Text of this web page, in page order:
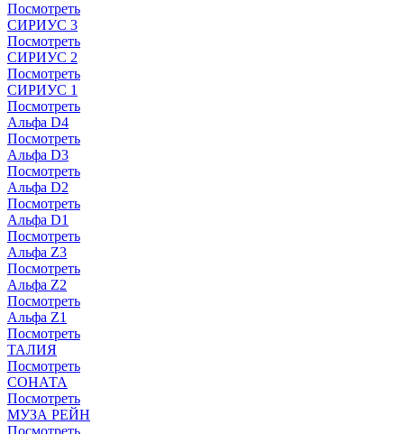
Посмотреть
СИРИУС 3
Посмотреть
СИРИУС 2
Посмотреть
СИРИУС 1
Посмотреть
Альфа D4
Посмотреть
Альфа D3
Посмотреть
Альфа D2
Посмотреть
Альфа D1
Посмотреть
Альфа Z3
Посмотреть
Альфа Z2
Посмотреть
Альфа Z1
Посмотреть
ТАЛИЯ
Посмотреть
СОНАТА
Посмотреть
МУЗА РЕЙН
Посмотреть